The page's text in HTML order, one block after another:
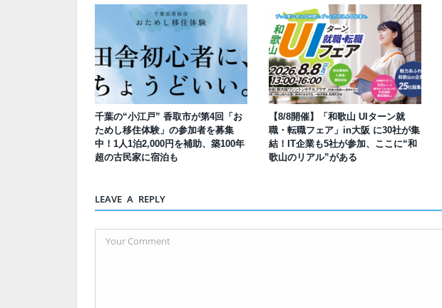
千葉の“小江戸” 香取市が第4回「お
ためし移住体験」の参加者を募集
中！1人1泊2,000円を補助、築100年
超の古民家に宿泊も
【8/8開催】「和歌山 UIターン就
職・転職フェア」in大阪 に30社が集
結！IT企業も5社が参加、ここに“和
歌山のリアル”がある
LEAVE A REPLY